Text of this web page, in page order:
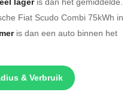
Fiat Scudo Combi 75kWh in
is dan een auto binnen het
& Verbruik